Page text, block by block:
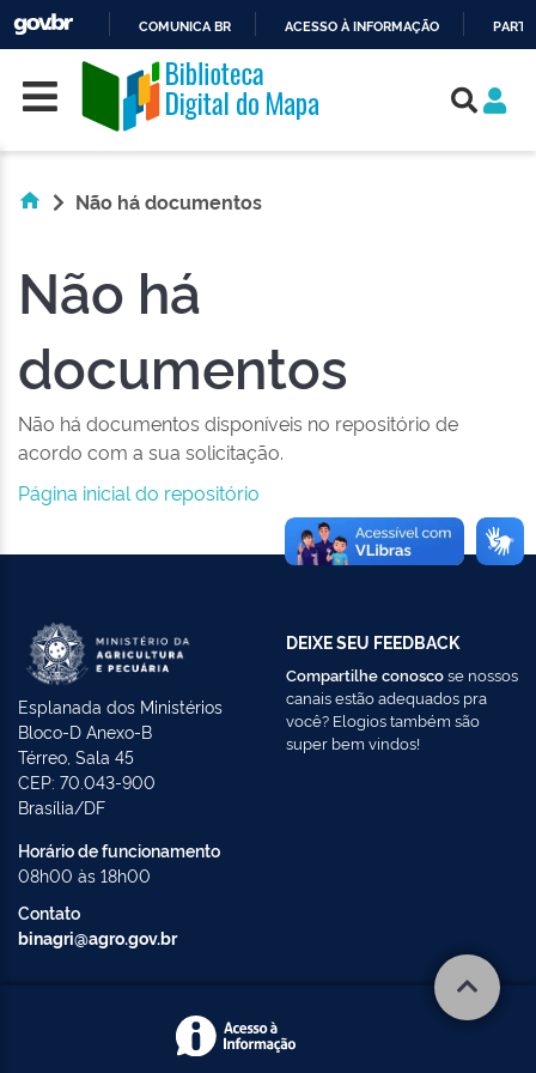
O
CONTEÚDO
COMUNICA BR ACESSO À INFORMAÇÃO
Skip navigation
Não há documentos
Não há
documentos
Não há documentos disponíveis no repositório de
acordo com a sua solicitação.
Página inicial do repositório
Esplanada dos Ministérios
Bloco-D Anexo-B
Térreo, Sala 45
CEP: 70.043-900
Brasília/DF
Horário de funcionamento
08h00 às 18h00
Contato
binagri@agro.gov.br
DEIXE SEU FEEDBACK
Compartilhe conoscose nossos
canais estão adequados pra
você? Elogios também são
super bem vindos!